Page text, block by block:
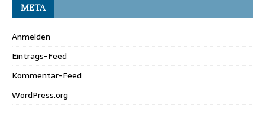
META
Anmelden
Eintrags-Feed
Kommentar-Feed
WordPress.org